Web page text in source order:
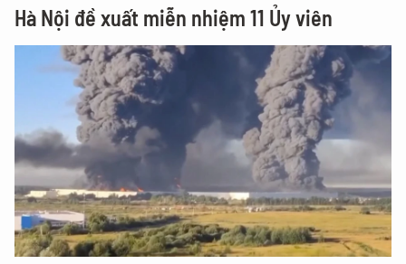
Hà Nội đề xuất miễn nhiệm 11 Ủy viên